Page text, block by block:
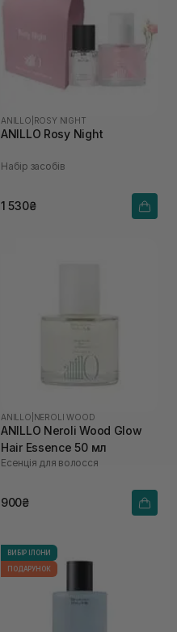
ANILLO ROSY NIGHT
ANILLO Rosy Night
Набір засобів
1 530₴
ANILLO NEROLI WOOD
ANILLO Neroli Wood Glow
Hair Essence 50 мл
Есенція для волосся
900₴
ВИБІР ІЛОНИ
ПОДАРУНОК